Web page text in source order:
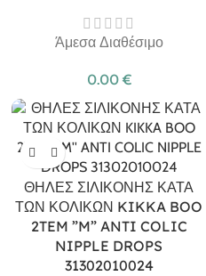
Άμεσα Διαθέσιμο
0.00 €
ΘΗΛΕΣ ΣΙΛΙΚΟΝΗΣ ΚΑΤΑ
ΤΩΝ ΚΟΛΙΚΩΝ KIKKA BOO
2TEM ”M” ANTI COLIC
NIPPLE DROPS
31302010024